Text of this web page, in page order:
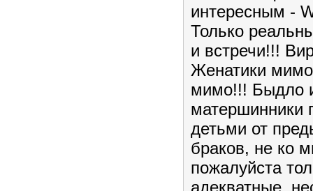
интересным -
Только
и встречи!!!
Женатики
мимо!!! Быдло
матершинники
детьми от
браков, не ко
пожалуйста
адекватные,